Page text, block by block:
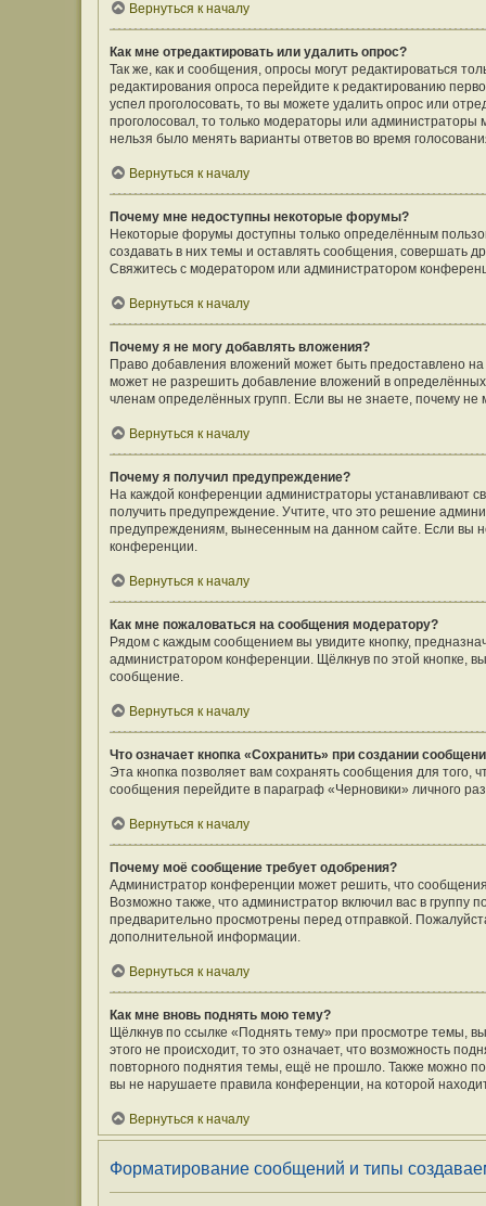
Вернуться к началу
Как мне отредактировать или удалить опрос?
Так же, как и сообщения, опросы могут редактироваться
редактирования опроса перейдите к редактированию
успел проголосовать, то вы можете удалить опрос или
проголосовал, то только модераторы или администраторы
нельзя было менять варианты ответов во время
Вернуться к началу
Почему мне недоступны некоторые форумы?
Некоторые форумы доступны только определённым
создавать в них темы и оставлять сообщения, совершать
Свяжитесь с модератором или администратором
Вернуться к началу
Почему я не могу добавлять вложения?
Право добавления вложений может быть предоставлено
может не разрешить добавление вложений в
членам определённых групп. Если вы не знаете, почему
Вернуться к началу
Почему я получил предупреждение?
На каждой конференции администраторы устанавливают
получить предупреждение. Учтите, что это решение
предупреждениям, вынесенным на данном сайте. Если вы
конференции.
Вернуться к началу
Как мне пожаловаться на сообщения модератору?
Рядом с каждым сообщением вы увидите кнопку,
администратором конференции. Щёлкнув по этой кнопке,
сообщение.
Вернуться к началу
Что означает кнопка «Сохранить» при создании
Эта кнопка позволяет вам сохранять сообщения для того,
сообщения перейдите в параграф «Черновики» личного
Вернуться к началу
Почему моё сообщение требует одобрения?
Администратор конференции может решить, что
Возможно также, что администратор включил вас в
предварительно просмотрены перед отправкой.
дополнительной информации.
Вернуться к началу
Как мне вновь поднять мою тему?
Щёлкнув по ссылке «Поднять тему» при просмотре темы,
этого не происходит, то это означает, что возможность
повторного поднятия темы, ещё не прошло. Также можно
вы не нарушаете правила конференции, на которой
Вернуться к началу
Форматирование сообщений и типы